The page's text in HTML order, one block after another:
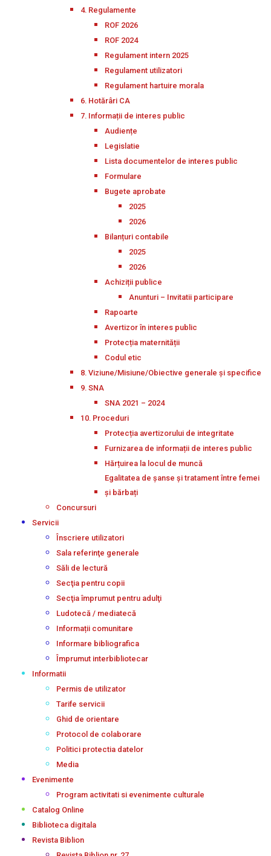
4. Regulamente
ROF 2026
ROF 2024
Regulament intern 2025
Regulament utilizatori
Regulament hartuire morala
6. Hotărâri CA
7. Informații de interes public
Audiențe
Legislatie
Lista documentelor de interes public
Formulare
Bugete aprobate
2025
2026
Bilanțuri contabile
2025
2026
Achiziții publice
Anunturi – Invitatii participare
Rapoarte
Avertizor în interes public
Protecția maternității
Codul etic
8. Viziune/Misiune/Obiective generale și specifice
9. SNA
SNA 2021 – 2024
10. Proceduri
Protecția avertizorului de integritate
Furnizarea de informații de interes public
Hărțuirea la locul de muncă
Egalitatea de șanse și tratament între femei
și bărbați
Concursuri
Servicii
Înscriere utilizatori
Sala referinţe generale
Săli de lectură
Secţia pentru copii
Secţia împrumut pentru adulţi
Ludotecă / mediatecă
Informații comunitare
Informare bibliografica
Împrumut interbibliotecar
Informatii
Permis de utilizator
Tarife servicii
Ghid de orientare
Protocol de colaborare
Politici protectia datelor
Media
Evenimente
Program activitati si evenimente culturale
Catalog Online
Biblioteca digitala
Revista Biblion